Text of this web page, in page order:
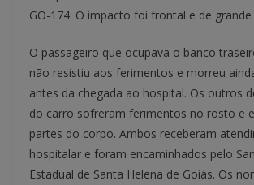
GO-174. O impacto foi frontal e de grande
O passageiro que ocupava o banco
não resistiu aos ferimentos e morreu
antes da chegada ao hospital. Os outros
do carro sofreram ferimentos no rosto e
partes do corpo. Ambos receberam
hospitalar e foram encaminhados pelo
Estadual de Santa Helena de Goiás. Os